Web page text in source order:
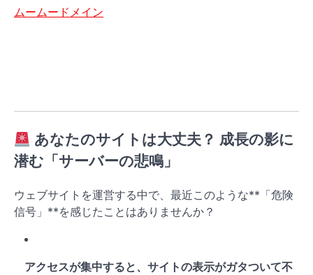
ムームードメイン
あなたのサイトは大丈夫？ 成長の影に
潜む「サーバーの悲鳴」
ウェブサイトを運営する中で、最近このような**「危険
信号」**を感じたことはありませんか？
アクセスが集中すると、サイトの表示がガタついて不